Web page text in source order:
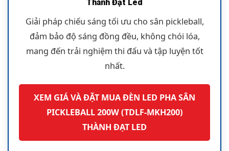
Thành Đạt Led
Giải pháp chiếu sáng tối ưu cho sân pickleball,
đảm bảo độ sáng đồng đều, không chói lóa,
mang đến trải nghiệm thi đấu và tập luyện tốt
nhất.
XEM GIÁ VÀ ĐẶT MUA ĐÈN LED PHA SÂN
PICKLEBALL 200W (TDLF-MKH200)
THÀNH ĐẠT LED